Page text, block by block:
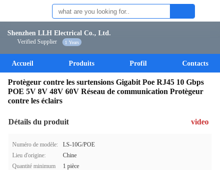
Shenzhen LLH Electrical Co., Ltd.
Verified Supplier 1 Years
Accueil Produits Profil Contacts
Protègeur contre les surtensions Gigabit Poe RJ45 10 Gbps
POE 5V 8V 48V 60V Réseau de communication Protègeur
contre les éclairs
Détails du produit video
Numéro de modèle:
LS-10G/POE
Lieu d'origine:
Chine
Quantité minimum
1 pièce